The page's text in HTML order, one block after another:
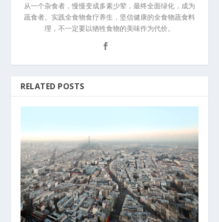
从一个杂食者，慢慢变成多素少荤，最终全面绿化，成为
蔬食者。实践全食物食疗养生，坚信健康的全食物蔬食料
理，不一定要以牺牲食物的美味作为代价。
RELATED POSTS